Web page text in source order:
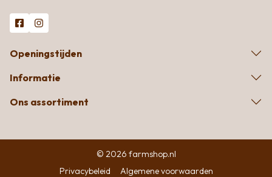
Openingstijden
Informatie
Ons assortiment
© 2026 farmshop.nl
Privacybeleid
Algemene voorwaarden